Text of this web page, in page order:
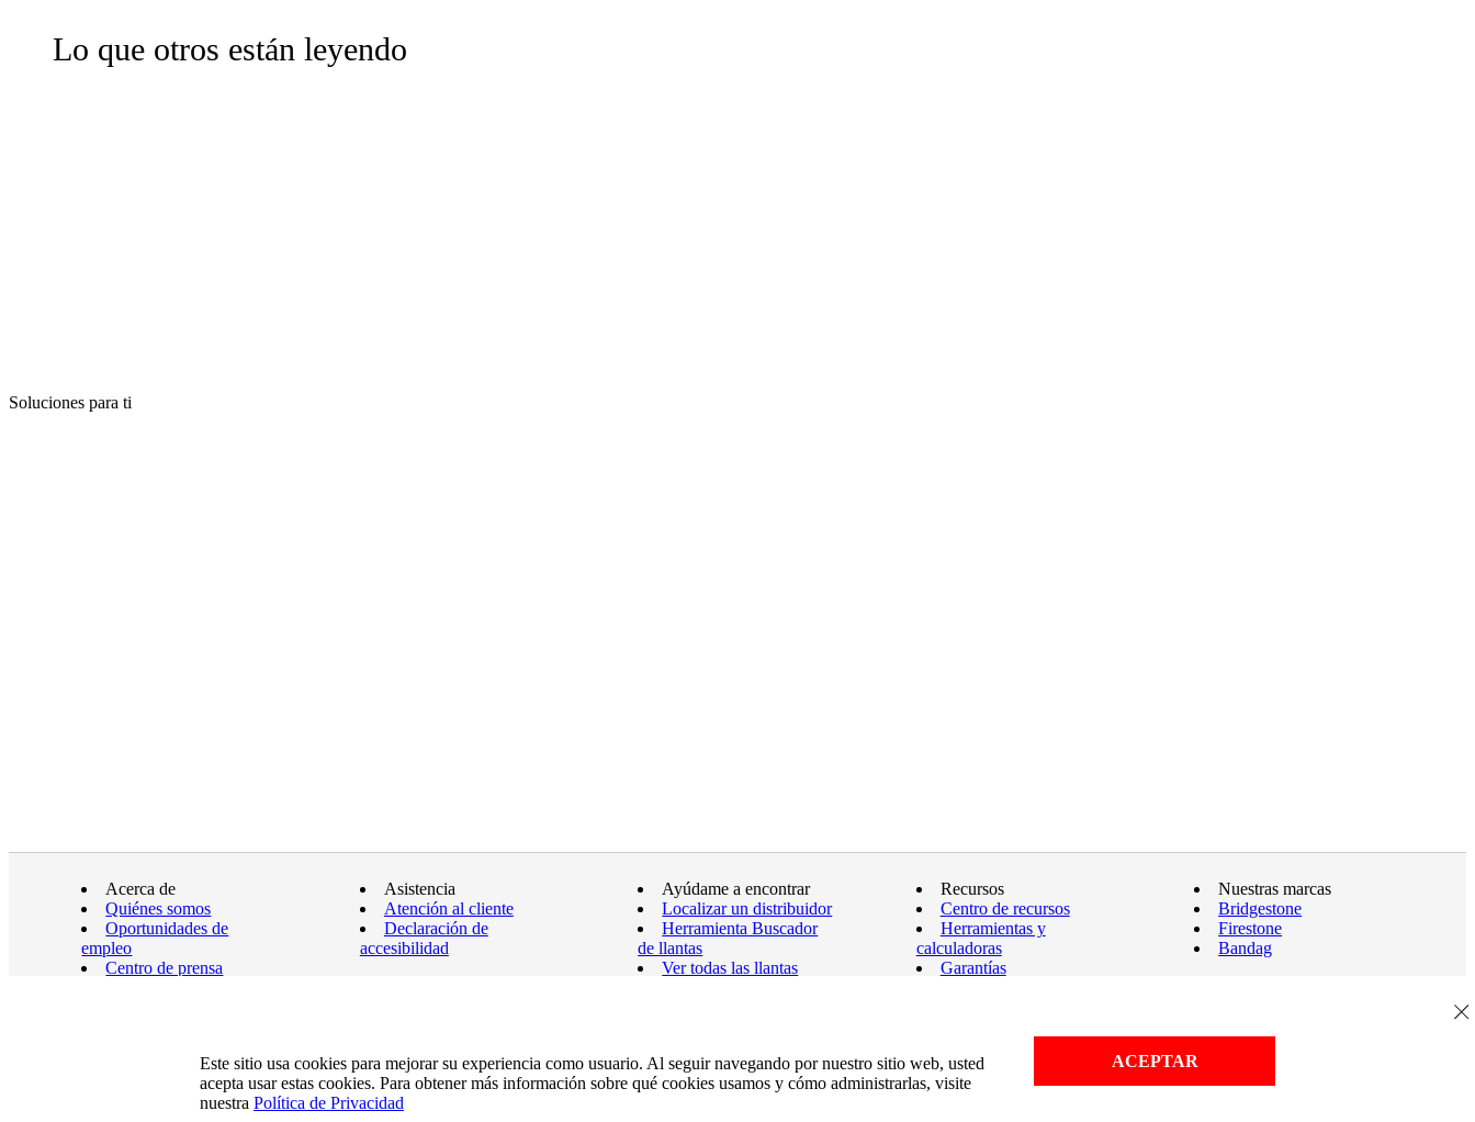
Lo que otros están leyendo
Soluciones para ti
Acerca de
Quiénes somos
Oportunidades de
empleo
Centro de prensa
Asistencia
Atención al cliente
Declaración de
accesibilidad
Ayúdame a encontrar
Localizar un distribuidor
Herramienta Buscador
de llantas
Ver todas las llantas
Recursos
Centro de recursos
Herramientas y
calculadoras
Garantías
Nuestras marcas
Bridgestone
Firestone
Bandag
Este sitio usa cookies para mejorar su experiencia como usuario. Al seguir navegando por nuestro sitio web, usted
acepta usar estas cookies. Para obtener más información sobre qué cookies usamos y cómo administrarlas, visite
nuestra Política de Privacidad
ACEPTAR